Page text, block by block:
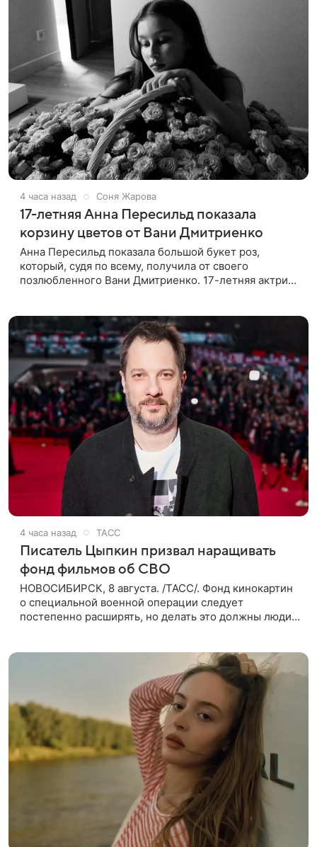
4 часа назад Соня Жарова
17-летняя Анна Пересильд показала
корзину цветов от Вани Дмитриенко
Анна Пересильд показала большой букет роз,
который, судя по всему, получилa от своего
позлюбленного Вани Дмитриенко. 17-летняя актриса
4 часа назад ТАСС
Писатель Цыпкин призвал наращивать
фонд фильмов об СВО
НОВОСИБИРСК, 8 августа. /ТАСС/. Фонд кинокартин
о специальной военной операции следует
постепенно расширять, но делать это должны люди,